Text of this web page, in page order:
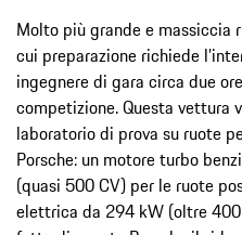
Molto più grande e massiccia
cui preparazione richiede
ingegnere di gara circa due
competizione. Questa vettura
laboratorio di prova su ruote
Porsche: un motore turbo
(quasi 500 CV) per le ruote
elettrica da 294 kW (oltre